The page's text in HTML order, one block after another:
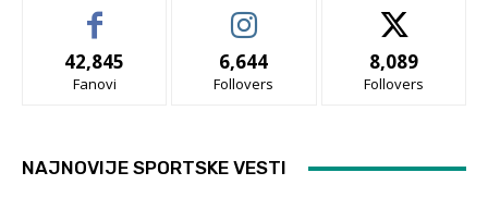
42,845
Fanovi
6,644
Follovers
8,089
Follovers
NAJNOVIJE SPORTSKE VESTI